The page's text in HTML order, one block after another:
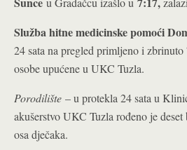
Služba hitne medicinske pomoći
24 sata na pregled primljeno i
osobe upućene u UKC Tuzla.
Porodilište – u protekla 24 sata u
akušerstvo UKC Tuzla rođeno je
osa dječaka.